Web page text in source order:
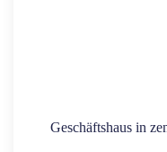
Geschäftshaus in